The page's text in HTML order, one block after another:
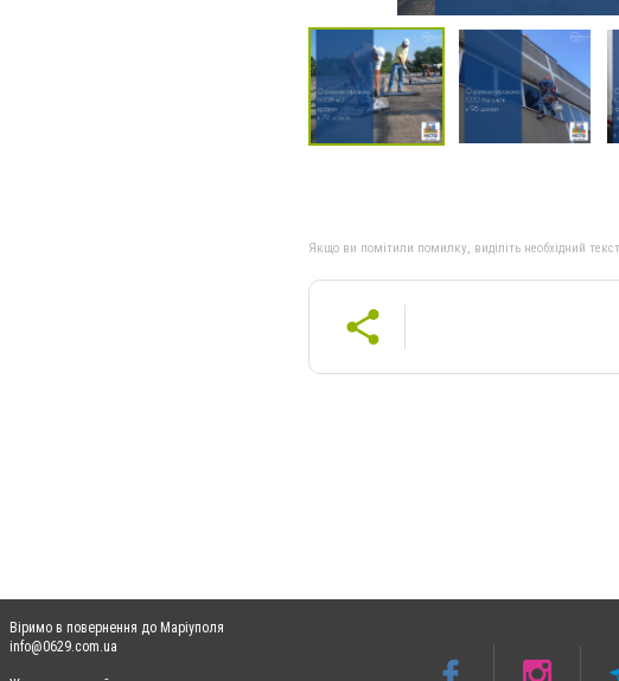
Якщо ви помітили помилку, виділіть необхідний
Віримо в повернення до Маріуполя
info@0629.com.ua